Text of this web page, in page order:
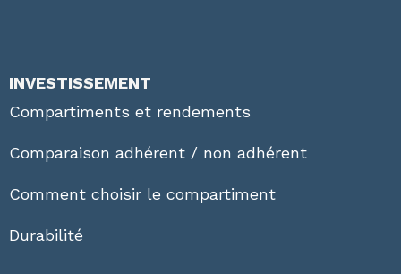
INVESTISSEMENT
Compartiments et rendements
Comparaison adhérent / non adhérent
Comment choisir le compartiment
Durabilité